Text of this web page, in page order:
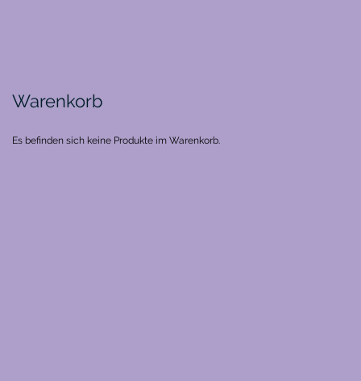
Warenkorb
Es befinden sich keine Produkte im Warenkorb.